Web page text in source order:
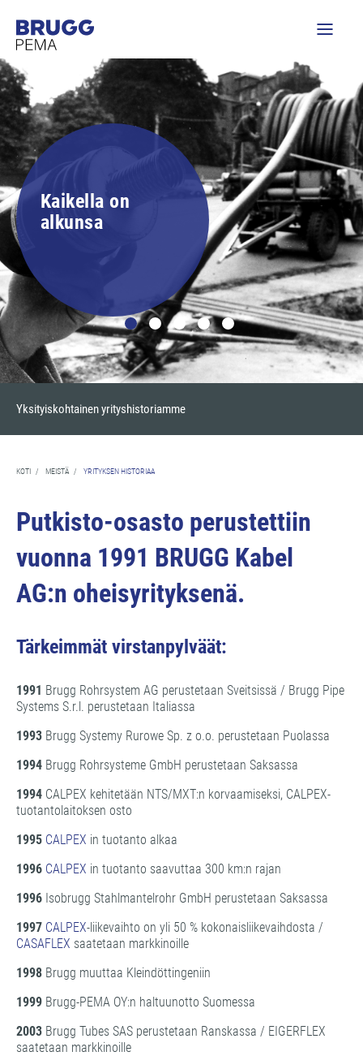
Kaikella on
alkunsa
Yksityiskohtainen yrityshistoriamme
KOTI / MEISTÄ / YRITYKSEN HISTORIAA
Putkisto-osasto perustettiin
vuonna 1991 BRUGG Kabel
AG:n oheisyrityksenä.
Tärkeimmät virstanpylväät:
1991 Brugg Rohrsystem AG perustetaan Sveitsissä / Brugg Pipe
Systems S.r.l. perustetaan Italiassa
1993 Brugg Systemy Rurowe Sp. z o.o. perustetaan Puolassa
1994 Brugg Rohrsysteme GmbH perustetaan Saksassa
1994 CALPEX kehitetään NTS/MXT:n korvaamiseksi, CALPEX-
tuotantolaitoksen osto
1995 CALPEX in tuotanto alkaa
1996 CALPEX in tuotanto saavuttaa 300 km:n rajan
1996 Isobrugg Stahlmantelrohr GmbH perustetaan Saksassa
1997 CALPEX-liikevaihto on yli 50 % kokonaisliikevaihdosta /
CASAFLEX saatetaan markkinoille
1998 Brugg muuttaa Kleindöttingeniin
1999 Brugg-PEMA OY:n haltuunotto Suomessa
2003 Brugg Tubes SAS perustetaan Ranskassa / EIGERFLEX
saatetaan markkinoille